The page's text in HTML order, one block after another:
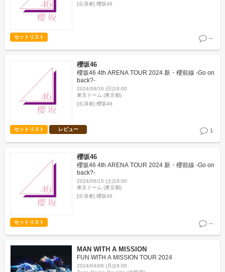
[出演者] 櫻坂46
セットリスト --
櫻坂46
櫻坂46 4th ARENA TOUR 2024 新・櫻前線 -Go on
back?-
2024/06/16 (日)18:00
東京ドーム (東京都)
[出演者] 櫻坂46
セットリスト レビュー 1
櫻坂46
櫻坂46 4th ARENA TOUR 2024 新・櫻前線 -Go on
back?-
2024/06/15 (土)18:00
東京ドーム (東京都)
[出演者] 櫻坂46
セットリスト --
MAN WITH A MISSION
FUN WITH A MISSION TOUR 2024
2024/04/08 (月)19:00